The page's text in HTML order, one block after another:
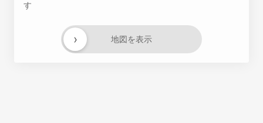
す
地図を表示
›